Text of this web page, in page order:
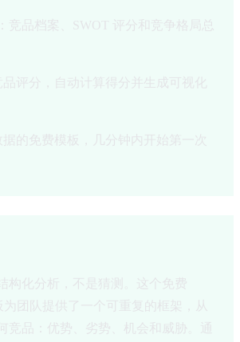
竞品档案、SWOT 评分和竞争格局总
评分，自动计算得分并生成可视化
的免费模板，几分钟内开始第一次
构化分析，不是猜测。这个免费
为团队提供了一个可重复的框架，从
竞品：优势、劣势、机会和威胁。通